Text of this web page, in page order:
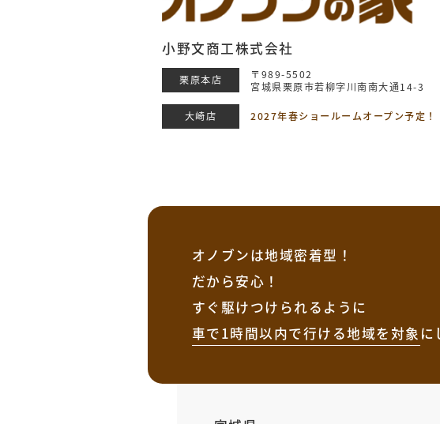
小野文商工株式会社
栗原本店
〒989-5502
宮城県栗原市若柳字川南南大通14-3
大崎店 2027年春ショールームオープン予定！
オノブンは地域密着型！
だから安心！
すぐ駆けつけられるように
車で1時間以内で行ける地域を 対象 に